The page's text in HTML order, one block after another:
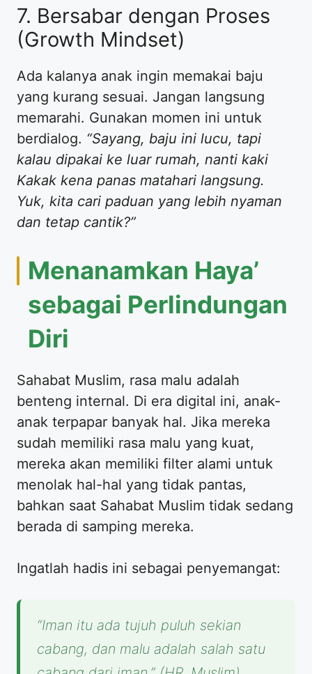
​7. Bersabar dengan Proses
(Growth Mindset)
​Ada kalanya anak ingin memakai baju
yang kurang sesuai. Jangan langsung
memarahi. Gunakan momen ini untuk
berdialog. “Sayang, baju ini lucu, tapi
kalau dipakai ke luar rumah, nanti kaki
Kakak kena panas matahari langsung.
Yuk, kita cari paduan yang lebih nyaman
dan tetap cantik?”
​Menanamkan Haya’
sebagai Perlindungan
Diri
​Sahabat Muslim, rasa malu adalah
benteng internal. Di era digital ini, anak-
anak terpapar banyak hal. Jika mereka
sudah memiliki rasa malu yang kuat,
mereka akan memiliki filter alami untuk
menolak hal-hal yang tidak pantas,
bahkan saat Sahabat Muslim tidak sedang
berada di samping mereka.
​Ingatlah hadis ini sebagai penyemangat:
“Iman itu ada tujuh puluh sekian
cabang, dan malu adalah salah satu